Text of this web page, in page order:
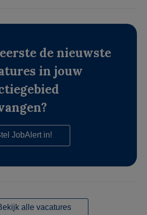
de nieuwste
in jouw
JobAlert in!
alle vacatures